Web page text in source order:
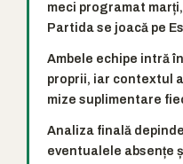
meci programat
Partida se joacă pe
Ambele echipe intră
proprii, iar contextul
mize suplimentare
Analiza finală
eventualele absențe